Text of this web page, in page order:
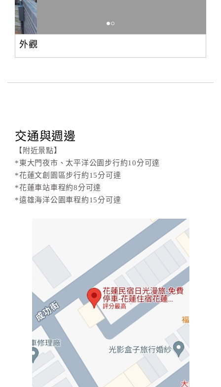
外觀
交通與週邊
【附近景點】
*東大門夜市、太平洋公園步行約10分可達
*花蓮文創園區步行約15分可達
*花蓮車站車程約8分可達
*遠雄海洋公園車程約15分可達